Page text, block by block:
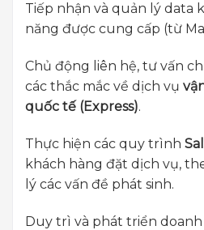
Tiếp nhận và quản lý data
năng được cung cấp (từ
Chủ động liên hệ, tư vấn
các thắc mắc về dịch vụ
quốc tế (Express).
Thực hiện các quy trình
khách hàng đặt dịch vụ,
lý các vấn đề phát sinh.
Duy trì và phát triển